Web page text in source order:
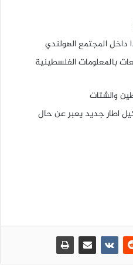
المجتمع الهولندي
بالمعلومات الفلسطينية
والشتات
اطار جديد يعبر عن حال